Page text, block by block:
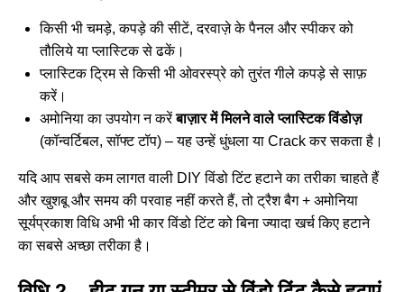
किसी भी चमड़े, कपड़े की सीटें, दरवाज़े के पैनल और स्पीकर को
तौलिये या प्लास्टिक से ढकें।
प्लास्टिक ट्रिम से किसी भी ओवरस्प्रे को तुरंत गीले कपड़े से साफ़
करें।
अमोनिया का उपयोग न करेंबाज़ार में मिलने वाले प्लास्टिक विंडोज़
(कॉन्वर्टिबल, सॉफ्ट टॉप) – यह उन्हें धुंधला या Crack कर सकता है।
यदि आप सबसे कम लागत वाली DIY विंडो टिंट हटाने का तरीका चाहते हैं
और खुशबू और समय की परवाह नहीं करते हैं, तो ट्रैश बैग + अमोनिया
सूर्यप्रकाश विधि अभी भी कार विंडो टिंट को बिना ज्यादा खर्च किए हटाने
का सबसे अच्छा तरीका है।